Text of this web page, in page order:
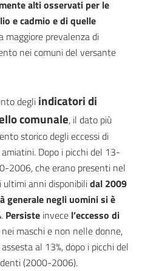
alti osservati per le
e cadmio e di quelle
maggiore prevalenza di
nei comuni del versante
degli indicatori di
comunale, il dato più
storico degli eccessi di
Dopo i picchi del 13-
2006, che erano presenti nel
anni disponibilidal 2009
generale negli uomini si è
. Persiste invece l’eccesso di
nei maschi e non nelle donne,
al 13%, dopo i picchi del
(2000-2006).